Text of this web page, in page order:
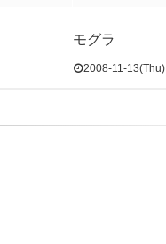
モグラ
2008-11-13(Thu)